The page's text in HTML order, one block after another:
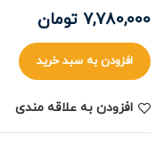
7,780,000 تومان
افزودن به سبد خرید
افزودن به علاقه مندی